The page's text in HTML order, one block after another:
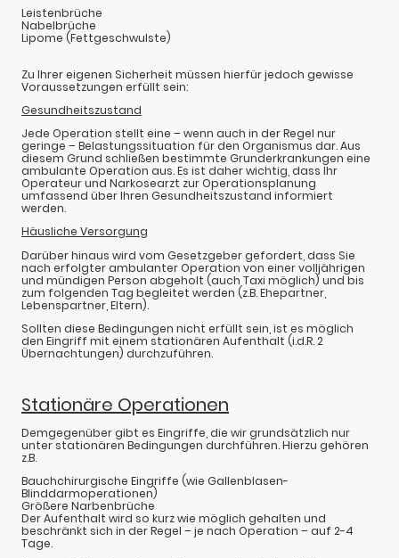
Leistenbrüche
Nabelbrüche
Lipome (Fettgeschwulste)
Zu Ihrer eigenen Sicherheit müssen hierfür jedoch gewisse
Voraussetzungen erfüllt sein:
Gesundheitszustand
Jede Operation stellt eine – wenn auch in der Regel nur
geringe – Belastungssituation für den Organismus dar. Aus
diesem Grund schließen bestimmte Grunderkrankungen eine
ambulante Operation aus. Es ist daher wichtig, dass Ihr
Operateur und Narkosearzt zur Operationsplanung
umfassend über Ihren Gesundheitszustand informiert
werden.
Häusliche Versorgung
Darüber hinaus wird vom Gesetzgeber gefordert, dass Sie
nach erfolgter ambulanter Operation von einer volljährigen
und mündigen Person abgeholt (auch Taxi möglich) und bis
zum folgenden Tag begleitet werden (z.B. Ehepartner,
Lebenspartner, Eltern).
Sollten diese Bedingungen nicht erfüllt sein, ist es möglich
den Eingriff mit einem stationären Aufenthalt (i.d.R. 2
Übernachtungen) durchzuführen.
Stationäre Operationen
Demgegenüber gibt es Eingriffe, die wir grundsätzlich nur
unter stationären Bedingungen durchführen. Hierzu gehören
z.B.
Bauchchirurgische Eingriffe (wie Gallenblasen-
Blinddarmoperationen)
Größere Narbenbrüche
Der Aufenthalt wird so kurz wie möglich gehalten und
beschränkt sich in der Regel – je nach Operation – auf 2-4
Tage.